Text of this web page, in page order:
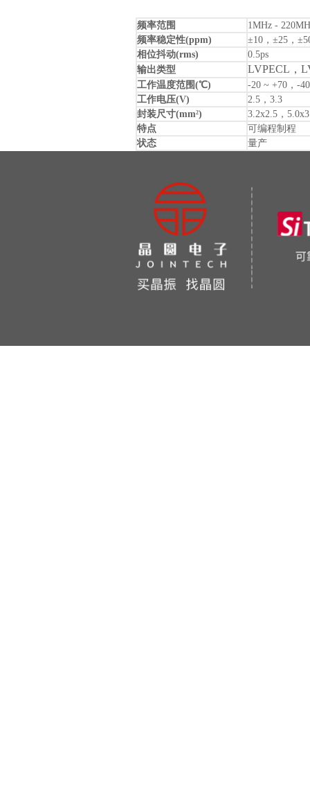
频率范围
1MHz -
频率稳定性(ppm)
±10，±25，
相位抖动(rms)
0.5ps
输出类型
LVPECL，
工作温度范围(℃)
-20 ~ +70，-
工作电压(V)
2.5，3.3
封装尺寸(mm2)
3.2x2.5，
特点
可编程制程
状态
量产